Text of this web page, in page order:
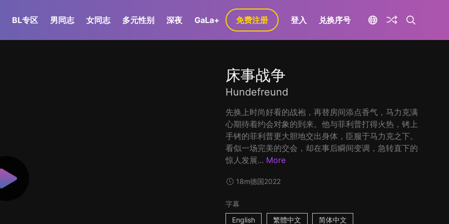
BL专区 男同志 女同志 多元性别 深夜 GaLa+ 免费注册 登入 兑换序号
床事战争
Hundefreund
先换上时尚好看的战袍，再替房间添点香气，马力克满
心期待着约会对象的到来。他与菲利普打得火热，铐上
手铐的菲利普更大胆地交出身体，臣服于马力克之下。
看似一场完美的交会，却在事后瞬间变调，急转直下的
惊人发展... More
18m德国2022
字幕
English
繁體中文 简体中文